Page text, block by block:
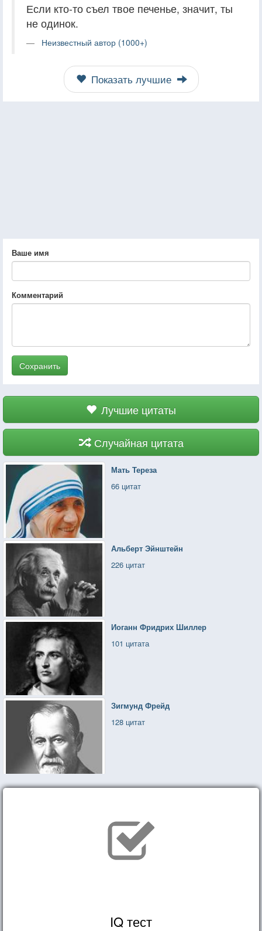
Если кто-то съел твое печенье, значит, ты
не одинок.
Неизвестный автор (1000+)
Показать лучшие
Ваше имя
Комментарий
Сохранить
Лучшие цитаты
Случайная цитата
Мать Тереза
66 цитат
Альберт Эйнштейн
226 цитат
Иоганн Фридрих Шиллер
101 цитата
Зигмунд Фрейд
128 цитат
IQ тест